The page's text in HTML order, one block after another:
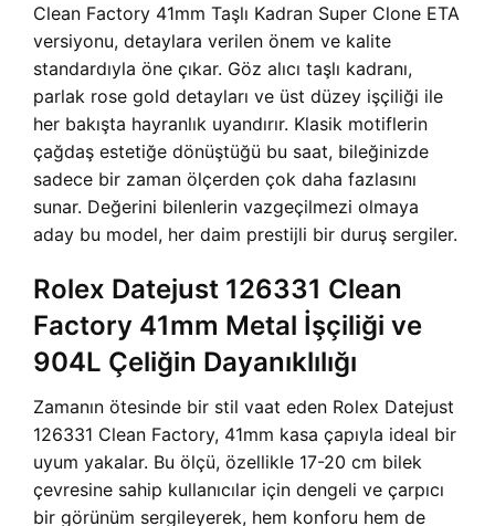
Clean Factory 41mm Taşlı Kadran Super Clone ETA
versiyonu, detaylara verilen önem ve kalite
standardıyla öne çıkar. Göz alıcı taşlı kadranı,
parlak rose gold detayları ve üst düzey işçiliği ile
her bakışta hayranlık uyandırır. Klasik motiflerin
çağdaş estetiğe dönüştüğü bu saat, bileğinizde
sadece bir zaman ölçerden çok daha fazlasını
sunar. Değerini bilenlerin vazgeçilmezi olmaya
aday bu model, her daim prestijli bir duruş sergiler.
Rolex Datejust 126331 Clean
Factory 41mm Metal İşçiliği ve
904L Çeliğin Dayanıklılığı
Zamanın ötesinde bir stil vaat eden Rolex Datejust
126331 Clean Factory, 41mm kasa çapıyla ideal bir
uyum yakalar. Bu ölçü, özellikle 17-20 cm bilek
çevresine sahip kullanıcılar için dengeli ve çarpıcı
bir görünüm sergileyerek, hem konforu hem de